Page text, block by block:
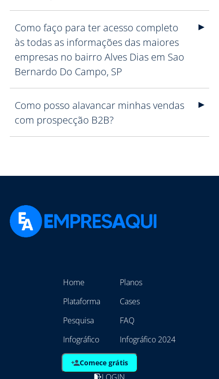
Como faço para ter acesso completo
às todas as informações das maiores
empresas no bairro Alves Dias em Sao
Bernardo Do Campo, SP
Como posso alavancar minhas vendas
com prospecção B2B?
Home
Plataforma
Pesquisa
Infográfico
Planos
Cases
FAQ
Infográfico 2024
Comece grátis